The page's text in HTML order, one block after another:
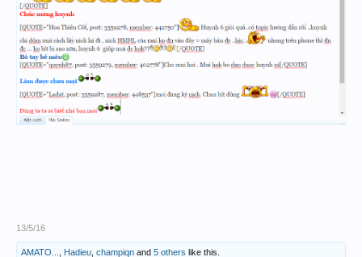
13/5/16
AMATO... Hadieu champiqn and 5 others like this.